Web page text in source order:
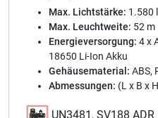
Max. Lichtstärke: 1.580
Max. Leuchtweite: 52 m
Energieversorgung: 4 x
18650 Li-Ion Akku
Gehäusematerial: ABS,
Abmessungen: (L x B x
UN3481, SV188 ADR